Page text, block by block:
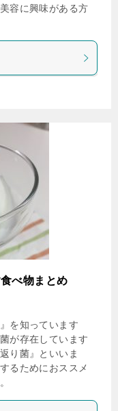
容に興味がある方
べ物まとめ
を知っています
が存在しています
り菌』といいま
るためにおススメ